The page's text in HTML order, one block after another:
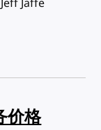
Jaffe
价格